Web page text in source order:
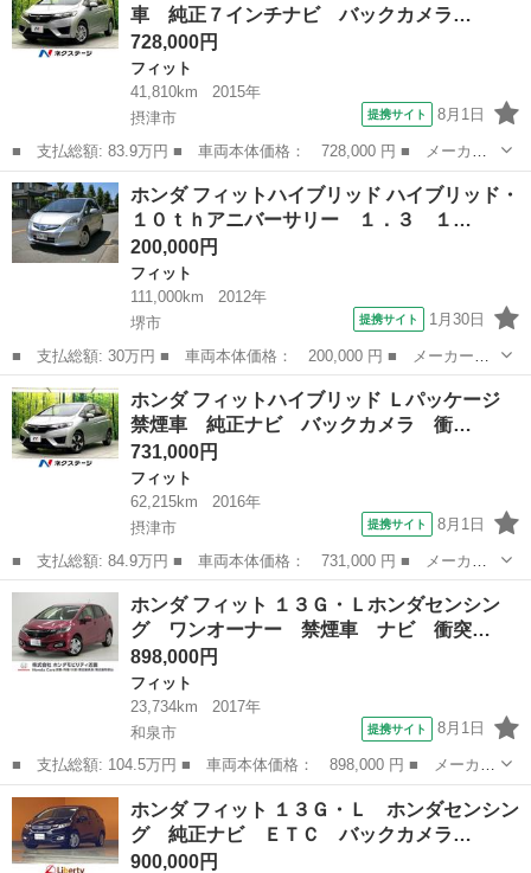
クカメラ オート...車 純正７インチナビ バックカメラ…
728,000円
フィット
41,810km
2015年
摂津市
提携サイト 8月1日
■ 支払総額: 83.9万円 ■ 車両本体価格： 728,000 円 ■ メーカー
名： ホンダ ■ 車種名： フィット ■ グレード名： １３Ｇ・Ｆ
パッケージ 禁煙車 純正７インチナビ バックカメラ スマートキ
ー ＥＴＣ ...
大阪 摂津市 フィット
ホンダ フィットハイブリッド ハイブリッド・
１０ｔｈアニバーサリー １．３ １…
200,000円
フィット
111,000km
2012年
堺市
提携サイト 1月30日
■ 支払総額: 30万円 ■ 車両本体価格： 200,000 円 ■ メーカー
名： ホンダ ■ 車種名： フィットハイブリッド ■ グレード
名： ハイブリッド・１０ｔｈアニバーサリー １．３ １０ｔｈア
ニバーサリ ■ 排気...
大阪 堺市 フィット
ホンダ フィットハイブリッド Ｌパッケージ
禁煙車 純正ナビ バックカメラ 衝…
731,000円
フィット
62,215km
2016年
摂津市
提携サイト 8月1日
■ 支払総額: 84.9万円 ■ 車両本体価格： 731,000 円 ■ メーカー
名： ホンダ ■ 車種名： フィットハイブリッド ■ グレード
名： Ｌパッケージ 禁煙車 純正ナビ バックカメラ 衝突軽減ブ
レーキ クルコン...
大阪 摂津市 フィット
ホンダ フィット １３Ｇ・Ｌホンダセンシン
グ ワンオーナー 禁煙車 ナビ 衝突…
898,000円
フィット
23,734km
2017年
和泉市
提携サイト 8月1日
■ 支払総額: 104.5万円 ■ 車両本体価格： 898,000 円 ■ メーカー
名： ホンダ ■ 車種名： フィット ■ グレード名： １３Ｇ・Ｌ
ホンダセンシング ワンオーナー 禁煙車 ナビ 衝突軽減ブレー
キ サイド＆...
大阪 和泉市 フィット
ホンダ フィット １３Ｇ・Ｌ ホンダセンシン
グ 純正ナビ ＥＴＣ バックカメラ…
900,000円